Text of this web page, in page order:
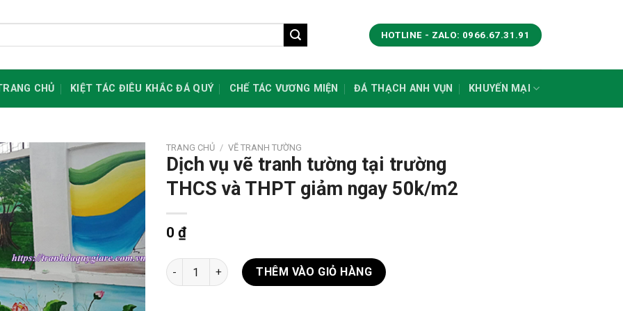
HOTLINE - ZALO: 0966.67.31.91
CHỦ KIỆT TÁC ĐIÊU KHẮC ĐÁ QUÝ CHẾ TÁC VƯƠNG MIỆN ĐÁ THẠCH ANH VỤN KHUYẾN MẠI
TRANG CHỦ / VẼ TRANH TƯỜNG
Dịch vụ vẽ tranh tường tại trường
THCS và THPT giảm ngay 50k/m2
0 ₫
Dịch vụ vẽ tranh tường tại trường THCS và THPT giảm ngay 50k/m2 số lượng
THÊM VÀO GIỎ HÀNG